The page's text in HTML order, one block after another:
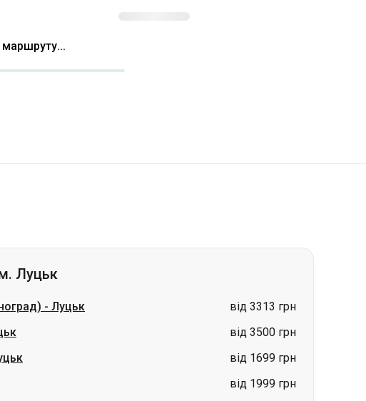
від 1999 грн
від 3500 грн
від 1999 грн
ціна за запитом